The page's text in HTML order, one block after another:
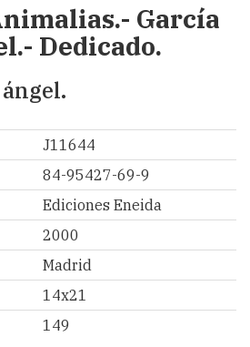
García
Dedicado.
J11644
84-95427-69-9
Ediciones Eneida
2000
Madrid
14x21
149